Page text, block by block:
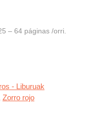
– 64 páginas /orri.
- Liburuak
Zorro rojo